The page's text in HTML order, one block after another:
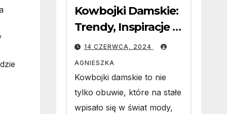
Kowbojki Damskie:
Trendy, Inspiracje i
Jak o Nie Dbać
14 CZERWCA, 2024
AGNIESZKA
Kowbojki damskie to nie
tylko obuwie, które na stałe
wpisało się w świat mody,